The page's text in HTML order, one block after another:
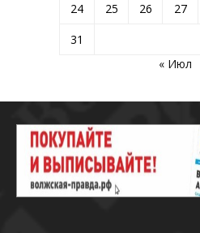
24
25 26 27
31
« Июл